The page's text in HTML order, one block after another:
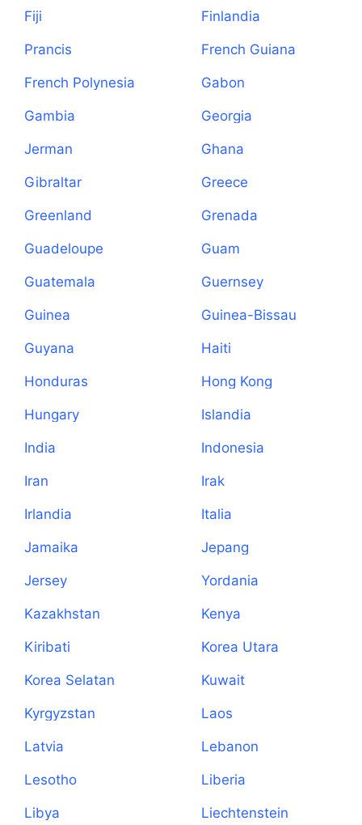
Fiji Finlandia
Prancis French Guiana
French Polynesia Gabon
Gambia Georgia
Jerman Ghana
Gibraltar Greece
Greenland Grenada
Guadeloupe Guam
Guatemala Guernsey
Guinea Guinea-Bissau
Guyana Haiti
Honduras Hong Kong
Hungary Islandia
India Indonesia
Iran Irak
Irlandia Italia
Jamaika Jepang
Jersey Yordania
Kazakhstan Kenya
Kiribati Korea Utara
Korea Selatan Kuwait
Kyrgyzstan Laos
Latvia Lebanon
Lesotho Liberia
Libya Liechtenstein